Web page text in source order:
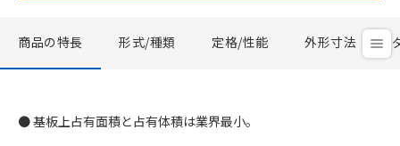
商品の特長 形式/種類 定格/性能 外形寸法
● 基板上占有面積と占有体積は業界最小。